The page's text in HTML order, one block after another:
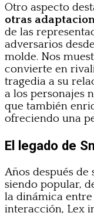
Otro aspecto
otras
de las
adversarios
molde. Nos
convierte en
tragedia a su
a los personajes
que también
ofreciendo una
El legado de
Años después de
siendo popular,
la dinámica
interacción, Lex